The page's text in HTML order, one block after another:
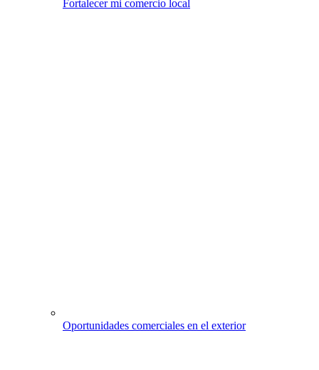
Fortalecer mi comercio local
Oportunidades comerciales en el exterior